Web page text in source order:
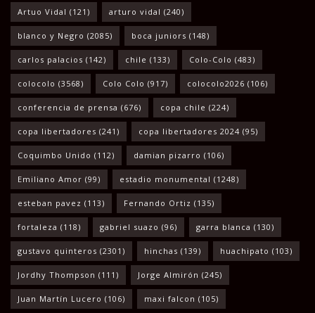
Artuo Vidal (121) arturo vidal (240)
blanco y Negro (2085) boca juniors (148)
carlos palacios (142) chile (133) Colo-Colo (483)
colocolo (3568) Colo Colo (917) colocolo2026 (106)
conferencia de prensa (676) copa chile (224)
copa libertadores (241) copa libertadores 2024 (95)
Coquimbo Unido (112) damian pizarro (106)
Emiliano Amor (99) estadio monumental (1248)
esteban pavez (113) Fernando Ortiz (135)
fortaleza (118) gabriel suazo (96) garra blanca (130)
gustavo quinteros (2301) hinchas (139) huachipato (103)
Jordhy Thompson (111) Jorge Almirón (245)
Juan Martín Lucero (106) maxi falcon (105)